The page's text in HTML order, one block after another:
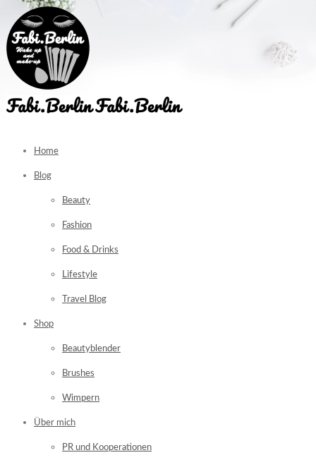
Home
Blog
Beauty
Fashion
Food & Drinks
Lifestyle
Travel Blog
Shop
Beautyblender
Brushes
Wimpern
Über mich
PR und Kooperationen